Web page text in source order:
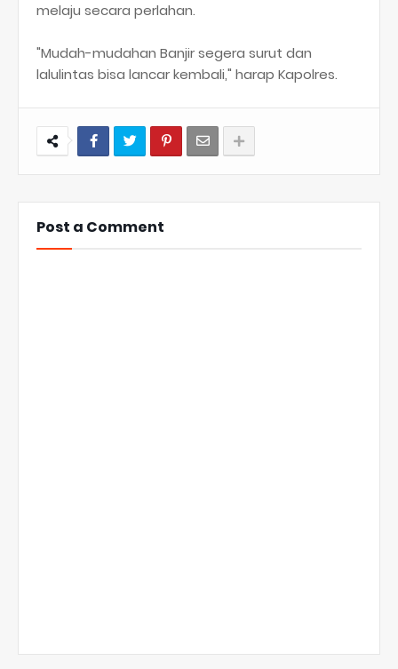
melaju secara perlahan.
"Mudah-mudahan Banjir segera surut dan
lalulintas bisa lancar kembali," harap Kapolres.
Post a Comment